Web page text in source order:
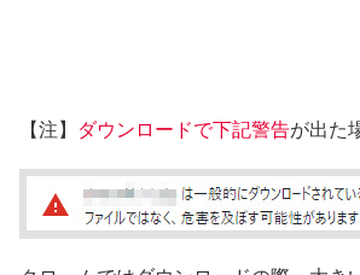
【注】 ダウンロードで下記警告が出た